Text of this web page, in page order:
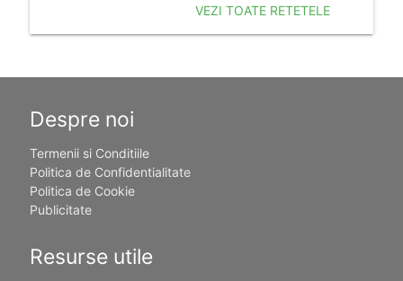
VEZI TOATE RETETELE
Despre noi
Termenii si Conditiile
Politica de Confidentialitate
Politica de Cookie
Publicitate
Resurse utile